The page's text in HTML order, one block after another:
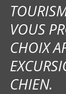
VOUS
CHOIX
CHIEN.